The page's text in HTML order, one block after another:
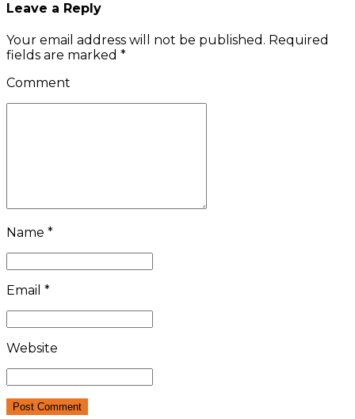
Leave a Reply
Your email address will not be published. Required
fields are marked *
Comment
Name *
Email *
Website
Post Comment